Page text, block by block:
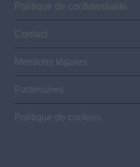
Politique de confidentialité
Contact
Mentions légales
Partenaires
Politique de cookies